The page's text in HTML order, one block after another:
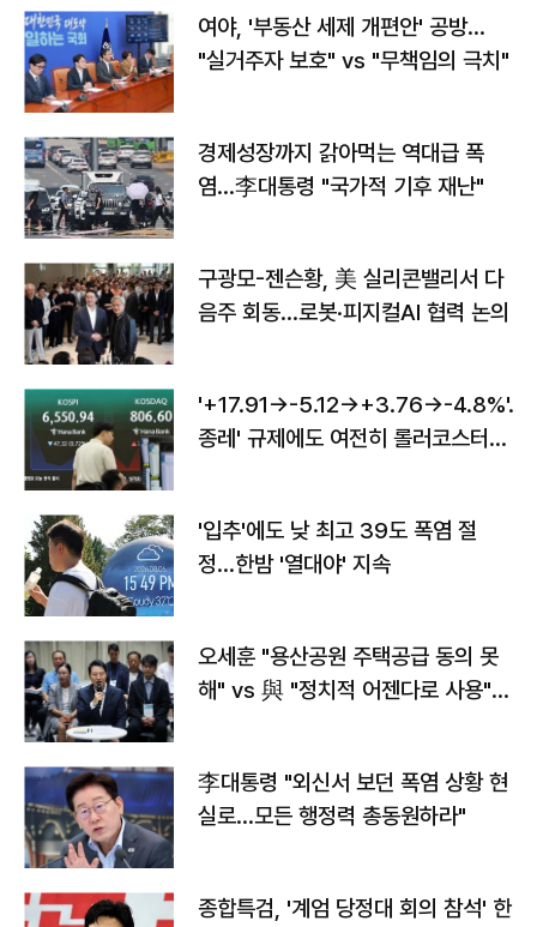
여야, '부동산 세제 개편안' 공방…
"실거주자 보호" vs "무책임의 극치"
경제성장까지 갉아먹는 역대급 폭
염…李대통령 "국가적 기후 재난"
구광모-젠슨황, 美 실리콘밸리서 다
음주 회동…로봇·피지컬AI 협력 논의
'+17.91→-5.12→+3.76→-4.8%'…'
종레' 규제에도 여전히 롤러코스터
'입추'에도 낮 최고 39도 폭염 절
정…한밤 '열대야' 지속
오세훈 "용산공원 주택공급 동의 못
해" vs 與 "정치적 어젠다로 사용"
李대통령 "외신서 보던 폭염 상황 현
실로…모든 행정력 총동원하라"
종합특검, '계엄 당정대 회의 참석' 한